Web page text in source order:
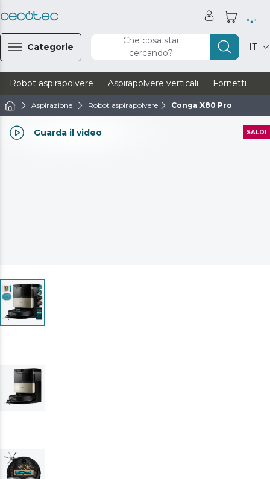
Categorie
Che cosa stai
cercando?
IT
Robot aspirapolvere Aspirapolvere verticali Fornetti
Aspirazione Robot aspirapolvere Conga X80 Pro
Guarda il video SALDI